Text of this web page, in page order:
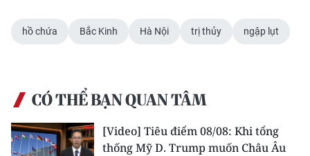
Duyên hải Nam Trung Bộ và Tây
Đồng bằng sông Cửu Long
Chuyên trang Hà Nội
hồ chứa Bắc Kinh Hà Nội trị thủy ngập lụt
CÓ THỂ BẠN QUAN TÂM
[Video] Tiêu điểm 08/08: Khi tổng
thống Mỹ D. Trump muốn Châu Âu